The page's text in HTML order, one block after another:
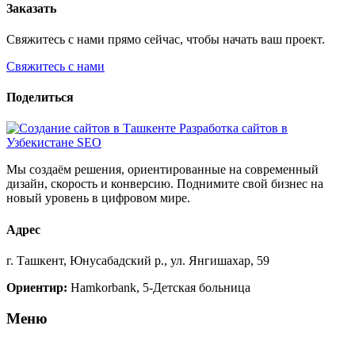
Заказать
Свяжитесь с нами прямо сейчас, чтобы начать ваш проект.
Свяжитесь с нами
Поделиться
Мы создаём решения, ориентированные на современный
дизайн, скорость и конверсию. Поднимите свой бизнес на
новый уровень в цифровом мире.
Адрес
г. Ташкент, Юнусабадский р., ул. Янгишахар, 59
Ориентир: Hamkorbank, 5-Детская больница
Меню